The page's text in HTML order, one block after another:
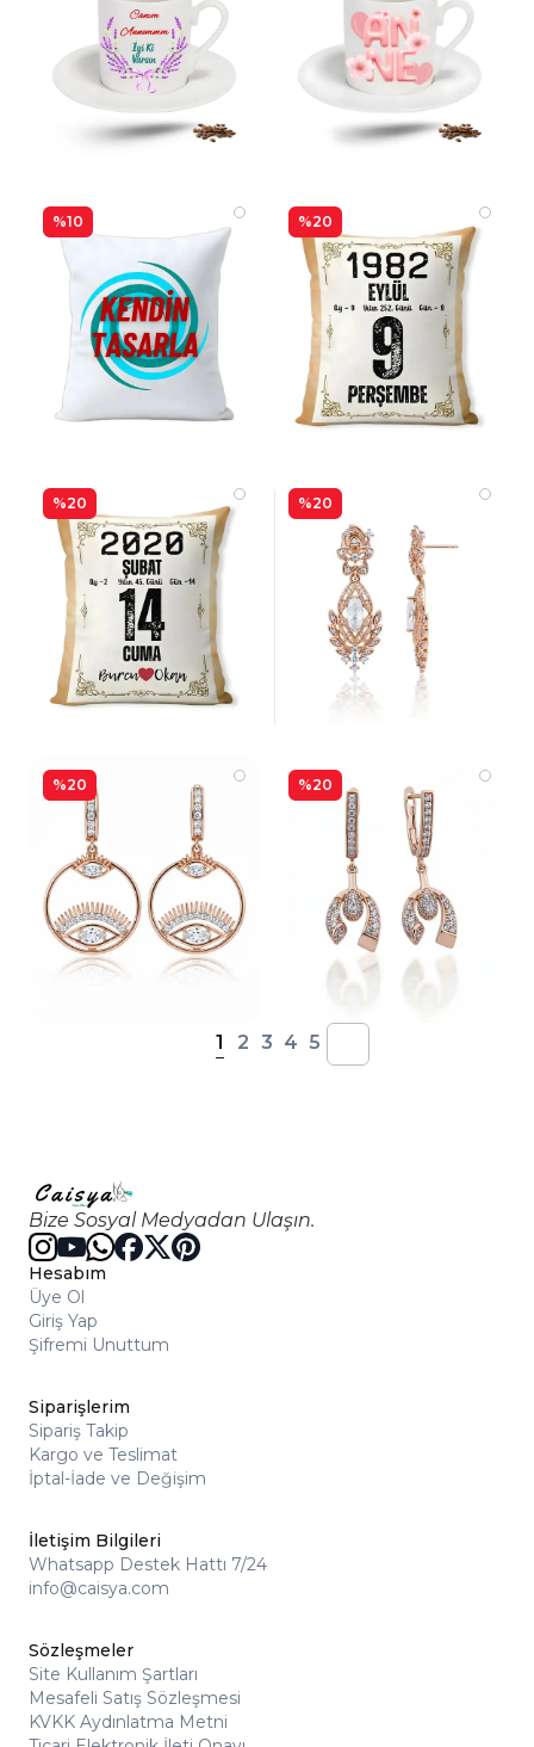
%10 %20
%20 %20
%20 %20
1 2 3 4 5
Bize Sosyal Medyadan Ulaşın.
Hesabım
Üye Ol
Giriş Yap
Şifremi Unuttum
Siparişlerim
Sipariş Takip
Kargo ve Teslimat
İptal-İade ve Değişim
İletişim Bilgileri
Whatsapp Destek Hattı 7/24
info@caisya.com
Sözleşmeler
Site Kullanım Şartları
Mesafeli Satış Sözleşmesi
KVKK Aydınlatma Metni